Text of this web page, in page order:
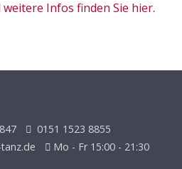
Infos finden Sie hier.
0151 1523 8855
Mo - Fr 15:00 - 21:30